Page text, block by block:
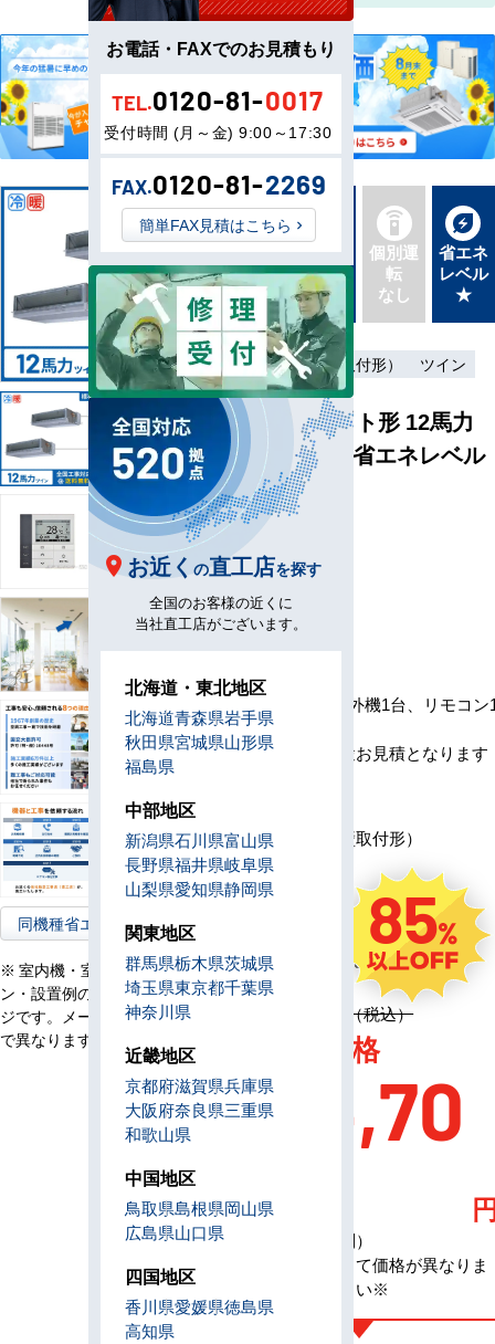
同機種省エネ型へ
※ 室内機・室外機・リモコ
ン・設置例の画像はイメー
ジです。メーカー、機種等
で異なります。
新品直
送
最新機
種
同機種
タイプ
別あり
個別運
転
なし
省エネ
レベル
★
三相200V
ワイヤード（壁取付形）
ツイン
天井埋込ダクト形 12馬力
ツイン 標準 [省エネレベル
1]
型
番
D335-H2
メ
ー
カ
ー
セ
ッ
ト
内
室内機2台、室外機1台、リモコン
岐管1セット
※工事費は別途お見積となります
コ
ン
ワイヤード（壁取付形）
電
価
4,451,700円（税込）
85
定価 4,451,700円（税込）
AC特別価格
634,70
0
（税込・工事費別）
※メーカーによって価格が異なりま
す、お問合せ下さい※
お電話・FAXでのお見積もり
TEL.0120-81-0017
受付時間 (月～金) 9:00～17:30
FAX.0120-81-2269
簡単FAX見積はこちら
お近く の直工店を探す
全国のお客様の近くに
当社直工店がございます。
北海道・東北地区
北海道青森県岩手県
秋田県宮城県山形県
福島県
中部地区
新潟県石川県富山県
長野県福井県岐阜県
山梨県愛知県静岡県
関東地区
群馬県栃木県茨城県
埼玉県東京都千葉県
神奈川県
近畿地区
京都府滋賀県兵庫県
大阪府奈良県三重県
和歌山県
中国地区
鳥取県島根県岡山県
広島県山口県
四国地区
香川県愛媛県徳島県
高知県